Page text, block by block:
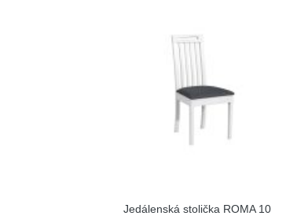
Jedálenská stolička ROMA 10